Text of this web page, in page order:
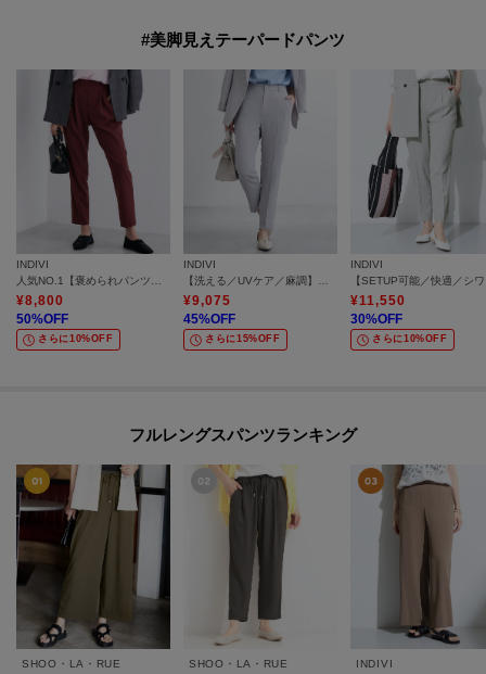
#美脚見えテーパードパンツ
INDIVI
人気NO.1【褒められパンツ／高ストレッチ／ウエストゴム】タックテーパードパンツ
¥8,800
50%OFF
さらに10%OFF
INDIVI
【洗える／UVケア／麻調】テーパードパンツ
¥9,075
45%OFF
さらに15%OFF
INDIVI
¥11,550
30%OFF
さらに10%OFF
フルレングスパンツランキング
SHOO・LA・RUE
SHOO・LA・RUE
INDIVI